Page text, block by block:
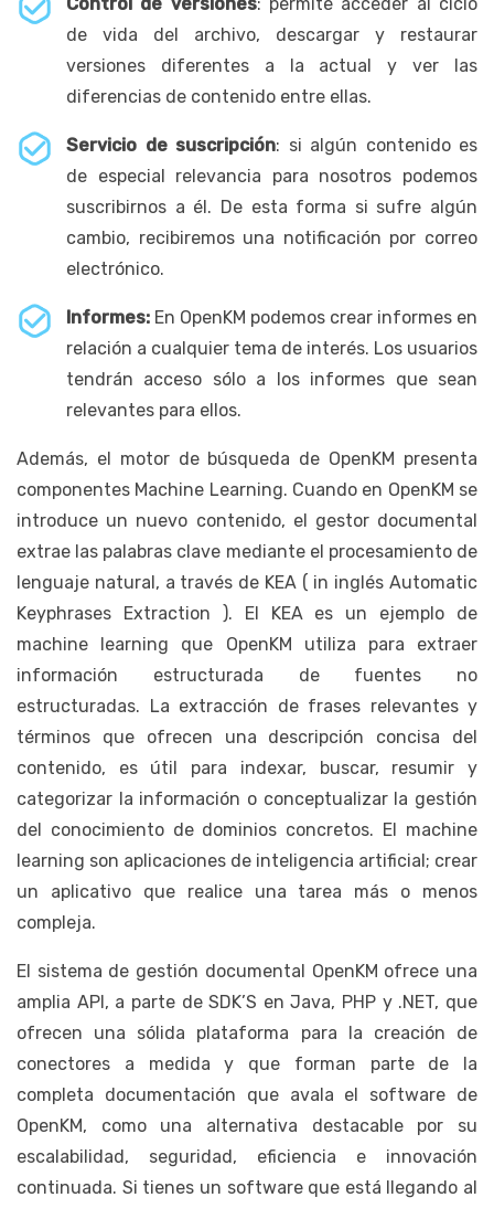
de vida del archivo, descargar y restaurar
versiones diferentes a la actual y ver las
diferencias de contenido entre ellas.
Servicio de suscripción: si algún contenido es
de especial relevancia para nosotros podemos
suscribirnos a él. De esta forma si sufre algún
cambio, recibiremos una notificación por correo
electrónico.
Informes: En OpenKM podemos crear informes en
relación a cualquier tema de interés. Los usuarios
tendrán acceso sólo a los informes que sean
relevantes para ellos.
Además, el motor de búsqueda de OpenKM presenta
componentes Machine Learning. Cuando en OpenKM se
introduce un nuevo contenido, el gestor documental
extrae las palabras clave mediante el procesamiento de
lenguaje natural, a través de KEA ( in inglés Automatic
Keyphrases Extraction ). El KEA es un ejemplo de
machine learning que OpenKM utiliza para extraer
información estructurada de fuentes no
estructuradas. La extracción de frases relevantes y
términos que ofrecen una descripción concisa del
contenido, es útil para indexar, buscar, resumir y
categorizar la información o conceptualizar la gestión
del conocimiento de dominios concretos. El machine
learning son aplicaciones de inteligencia artificial; crear
un aplicativo que realice una tarea más o menos
compleja.
El sistema de gestión documental OpenKM ofrece una
amplia API, a parte de SDK’S en Java, PHP y .NET, que
ofrecen una sólida plataforma para la creación de
conectores a medida y que forman parte de la
completa documentación que avala el software de
OpenKM, como una alternativa destacable por su
escalabilidad, seguridad, eficiencia e innovación
continuada. Si tienes un software que está llegando al